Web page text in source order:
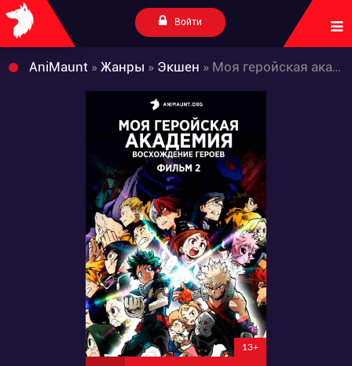
Войти
AniMaunt » Жанры » Экшен » Моя геройская академия: Восхождение героев (Фильм 2)
13+